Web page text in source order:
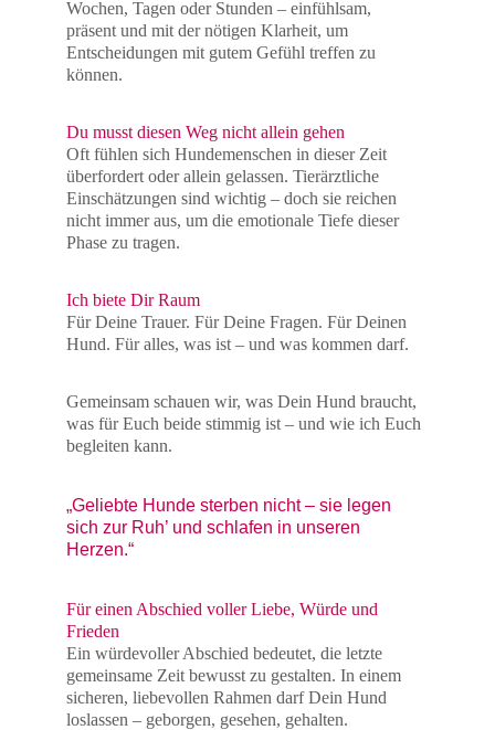
Wochen, Tagen oder Stunden – einfühlsam,
präsent und mit der nötigen Klarheit, um
Entscheidungen mit gutem Gefühl treffen zu
können.
Du musst diesen Weg nicht allein gehen
Oft fühlen sich Hundemenschen in dieser Zeit
überfordert oder allein gelassen. Tierärztliche
Einschätzungen sind wichtig – doch sie reichen
nicht immer aus, um die emotionale Tiefe dieser
Phase zu tragen.
Ich biete Dir Raum
Für Deine Trauer. Für Deine Fragen. Für Deinen
Hund. Für alles, was ist – und was kommen darf.
Gemeinsam schauen wir, was Dein Hund braucht,
was für Euch beide stimmig ist – und wie ich Euch
begleiten kann.
„Geliebte Hunde sterben nicht – sie legen
sich zur Ruh’ und schlafen in unseren
Herzen.“
Für einen Abschied voller Liebe, Würde und
Frieden
Ein würdevoller Abschied bedeutet, die letzte
gemeinsame Zeit bewusst zu gestalten. In einem
sicheren, liebevollen Rahmen darf Dein Hund
loslassen – geborgen, gesehen, gehalten.